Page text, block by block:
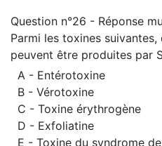
Question n°26 - Réponse
Parmi les toxines
peuvent être produites par
A - Entérotoxine
B - Vérotoxine
C - Toxine érythrogène
D - Exfoliatine
E - Toxine du syndrome